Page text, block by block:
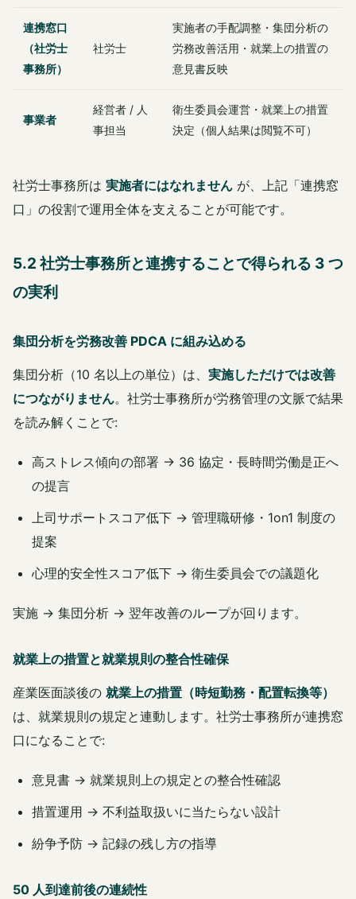
連携窓口
（社労士
事務所）
社労士
実施者の手配調整・集団分析の
労務改善活用・就業上の措置の
意見書反映
事業者
経営者 / 人
事担当
衛生委員会運営・就業上の措置
決定（個人結果は閲覧不可）
社労士事務所は 実施者にはなれません が、上記「連携窓
口」の役割で運用全体を支えることが可能です。
5.2 社労士事務所と連携することで得られる 3 つ
の実利
集団分析を労務改善 PDCA に組み込める
集団分析（10 名以上の単位）は、 実施しただけでは改善
につながりません。社労士事務所が労務管理の文脈で結果
を読み解くことで:
高ストレス傾向の部署 → 36 協定・長時間労働是正へ
の提言
上司サポートスコア低下 → 管理職研修・1on1 制度の
提案
心理的安全性スコア低下 → 衛生委員会での議題化
実施 → 集団分析 → 翌年改善のループが回ります。
就業上の措置と就業規則の整合性確保
産業医面談後の 就業上の措置（時短勤務・配置転換等）
は、就業規則の規定と連動します。社労士事務所が連携窓
口になることで:
意見書 → 就業規則上の規定との整合性確認
措置運用 → 不利益取扱いに当たらない設計
紛争予防 → 記録の残し方の指導
50 人到達前後の連続性